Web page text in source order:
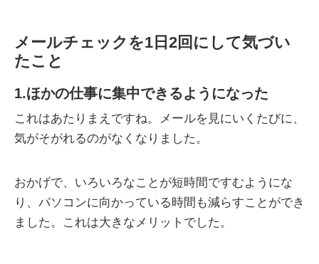
メールチェックを1日2回にして気づい
たこと
1.ほかの仕事に集中できるようになった
これはあたりまえですね。メールを見にいくたびに、
気がそがれるのがなくなりました。
おかげで、いろいろなことが短時間ですむようにな
り、パソコンに向かっている時間も減らすことができ
ました。これは大きなメリットでした。